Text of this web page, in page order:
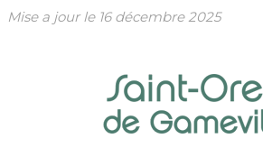
Mise a jour le 16 décembre 2025